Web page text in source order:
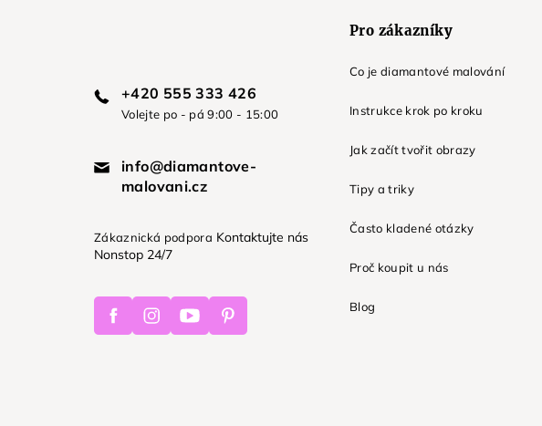
+420 555 333 426
Volejte po - pá 9:00 - 15:00
info@diamantove-
malovani.cz
Zákaznická podpora Kontaktujte nás
Nonstop 24/7
FacebookInstagramYoutubePinterest
Pro zákazníky
Co je diamantové malování
Instrukce krok po kroku
Jak začít tvořit obrazy
Tipy a triky
Často kladené otázky
Proč koupit u nás
Blog